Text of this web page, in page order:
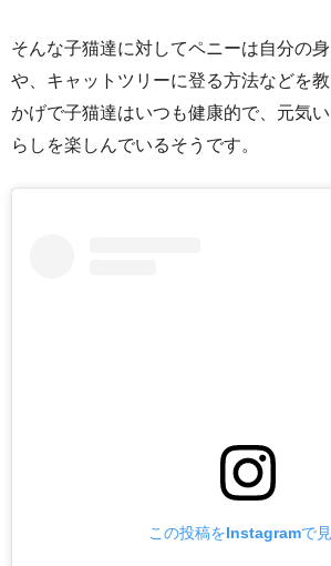
そんな子猫達に対してペニーは自分の
や、キャットツリーに登る方法などを
かげで子猫達はいつも健康的で、元気
らしを楽しんでいるそうです。
この投稿をInstagramで